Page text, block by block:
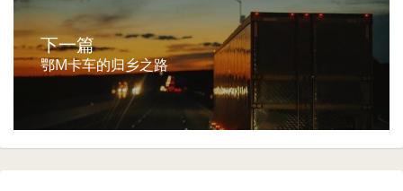
下一篇
鄂M卡车的归乡之路